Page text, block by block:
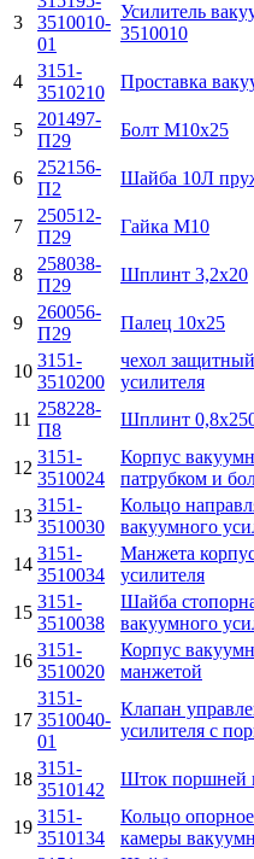
3
3510010-
01
Усилитель
3510010
4
3151-
3510210
Проставка
5
201497-
П29
Болт М10х25
6
252156-
П2
Шайба 10Л
7
250512-
П29
Гайка М10
8
258038-
П29
Шплинт 3,2х20
9
260056-
П29
Палец 10х25
10
3151-
3510200
чехол
усилителя
11
258228-
П8
Шплинт
12
3151-
3510024
Корпус
патрубком и
13
3151-
3510030
Кольцо
вакуумного
14
3151-
3510034
Манжета
усилителя
15
3151-
3510038
Шайба
вакуумного
16
3151-
3510020
Корпус
манжетой
17
3151-
3510040-
01
Клапан
усилителя с
18
3151-
3510142
Шток поршней
19
3151-
3510134
Кольцо
камеры